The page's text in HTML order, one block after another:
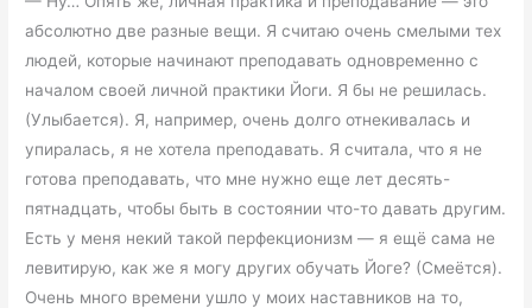
абсолютно две разные вещи. Я считаю очень смелыми тех
людей, которые начинают преподавать одновременно с
началом своей личной практики Йоги. Я бы не решилась.
(Улыбается). Я, например, очень долго отнекивалась и
упиралась, я не хотела преподавать. Я считала, что я не
готова преподавать, что мне нужно еще лет десять-
пятнадцать, чтобы быть в состоянии что-то давать другим.
Есть у меня некий такой перфекционизм — я ещё сама не
левитирую, как же я могу других обучать Йоге? (Смеётся).
Очень много времени ушло у моих наставников на то,